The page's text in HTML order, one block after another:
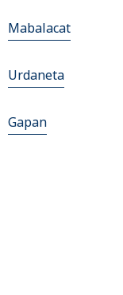
Mabalacat
Urdaneta
Gapan